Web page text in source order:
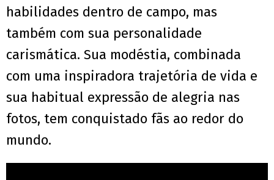
habilidades dentro de campo, mas
também com sua personalidade
carismática. Sua modéstia, combinada
com uma inspiradora trajetória de vida e
sua habitual expressão de alegria nas
fotos, tem conquistado fãs ao redor do
mundo.